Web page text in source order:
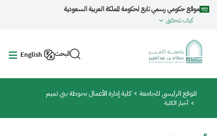
تجاوز إلى المحتوى الرئيسي
موقع حكومي رسمي تابع لحكومة المملكة العربية السعودية
كيف تتحقق
البحث English
مسار التنقل
الموقع الرئيسي للجامعة كلية إدارة الأعمال بحوطة بني تميم
أخبار الكلية